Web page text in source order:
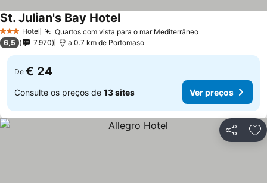
3 EstrelasHotel Quartos com vista para o mar MediterrâneoVer preços
St. Julian's Bay HotelVer preços
6,5 7.970 a 0.7 km de Portomaso
De € 24
Consulte os preços de 13 sites Ver preços
Partilhar